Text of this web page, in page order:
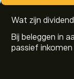
Wat zijn
Bij beleggen in
passief